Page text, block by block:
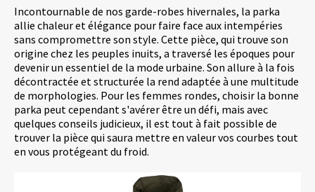
Incontournable de nos garde-robes hivernales, la parka
allie chaleur et élégance pour faire face aux intempéries
sans compromettre son style. Cette pièce, qui trouve son
origine chez les peuples inuits, a traversé les époques pour
devenir un essentiel de la mode urbaine. Son allure à la fois
décontractée et structurée la rend adaptée à une multitude
de morphologies. Pour les femmes rondes, choisir la bonne
parka peut cependant s'avérer être un défi, mais avec
quelques conseils judicieux, il est tout à fait possible de
trouver la pièce qui saura mettre en valeur vos courbes tout
en vous protégeant du froid.